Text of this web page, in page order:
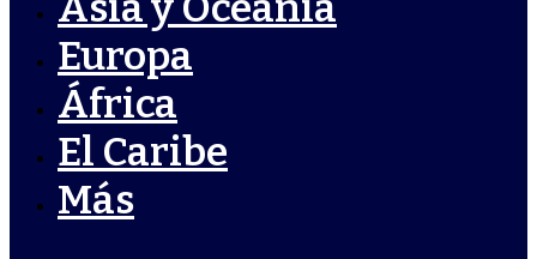
Europa
África
El Caribe
Más